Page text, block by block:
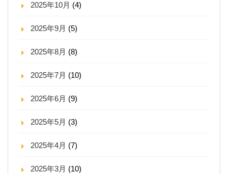
2025年10月 (4)
2025年9月 (5)
2025年8月 (8)
2025年7月 (10)
2025年6月 (9)
2025年5月 (3)
2025年4月 (7)
2025年3月 (10)